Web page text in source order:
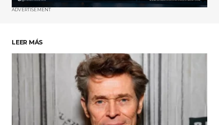
ADVERTISEMENT
LEER MÁS